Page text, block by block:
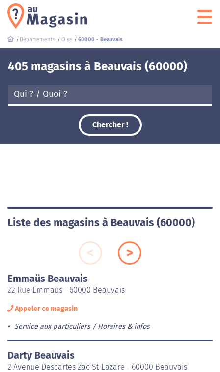
Départements Oise 60000 - Beauvais
405 magasins à Beauvais (60000)
Chercher !
Liste des magasins à Beauvais (60000)
Emmaüs Beauvais
22 Rue Emmaüs - 60000 Beauvais
Appeler ce magasin
Service aux particuliers Horaires & infos
Darty Beauvais
2 Avenue Descartes Zac St-Lazare - 60000 Beauvais